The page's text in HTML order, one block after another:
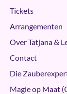
Tickets
Arrangementen
Over Tatjana &
Contact
Die
Magie op Maat